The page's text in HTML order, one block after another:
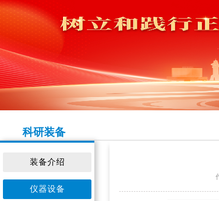
科研装备
装备介绍
仪器设备